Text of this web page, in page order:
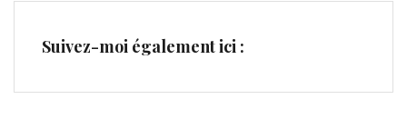
Suivez-moi également ici :